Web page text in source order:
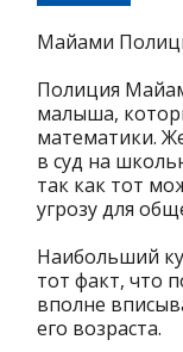
Майами
Полиция
малыша,
математики.
в суд на
так как тот
угрозу для
Наибольший
тот факт, что
вполне
его возраста.